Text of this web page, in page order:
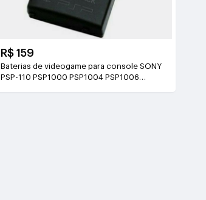
R$ 159
Baterias de videogame para console SONY
PSP-110 PSP1000 PSP1004 PSP1006